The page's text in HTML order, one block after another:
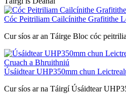
Cóc Peitriliam Cailcínithe Grafitithe
Cur síos ar an Táirge Bloc cóc
Úsáidtear UHP350mm chun
Cur síos ar na Táirgí Úsáidtear